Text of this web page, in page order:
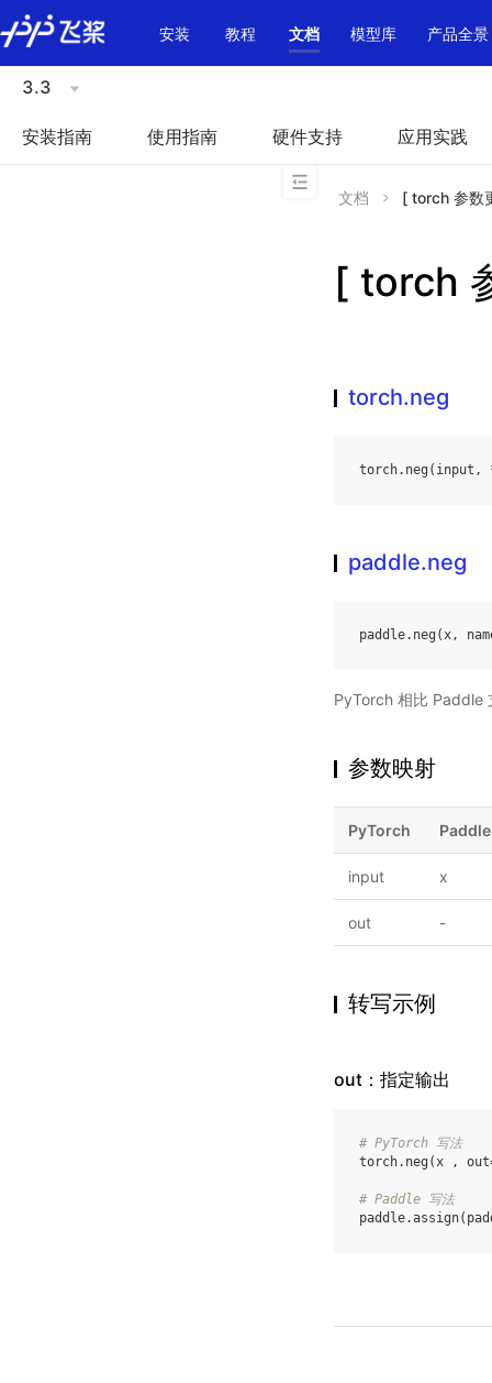
\u200E
安装
教程 文档 模型库 产品全景
3.3
安装指南 使用指南 硬件支持 应用实践
文档 [ torch 参数
[ torch
torch.neg
torch. neg ( input ,
paddle.neg
paddle. neg (x,
PyTorch 相比 Paddle
参数映射
PyTorch
input x
out -
转写示例
out：指定输出
# PyTorch 写法
torch. neg (x , out
# Paddle 写法
paddle.assign(